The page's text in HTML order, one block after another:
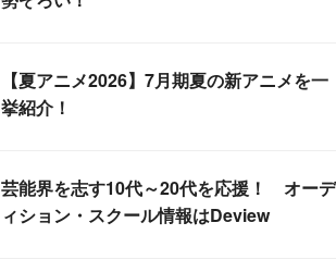
【夏アニメ2026】7月期夏の新アニメを一
挙紹介！
芸能界を志す10代～20代を応援！ オーデ
ィション・スクール情報はDeview